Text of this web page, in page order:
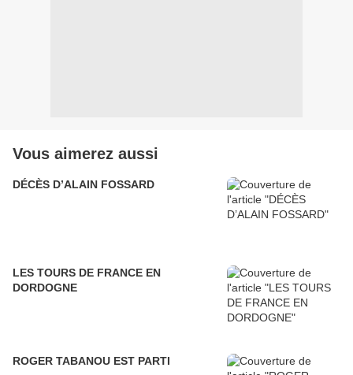
Vous aimerez aussi
DÉCÈS D’ALAIN FOSSARD
LES TOURS DE FRANCE EN
DORDOGNE
ROGER TABANOU EST PARTI